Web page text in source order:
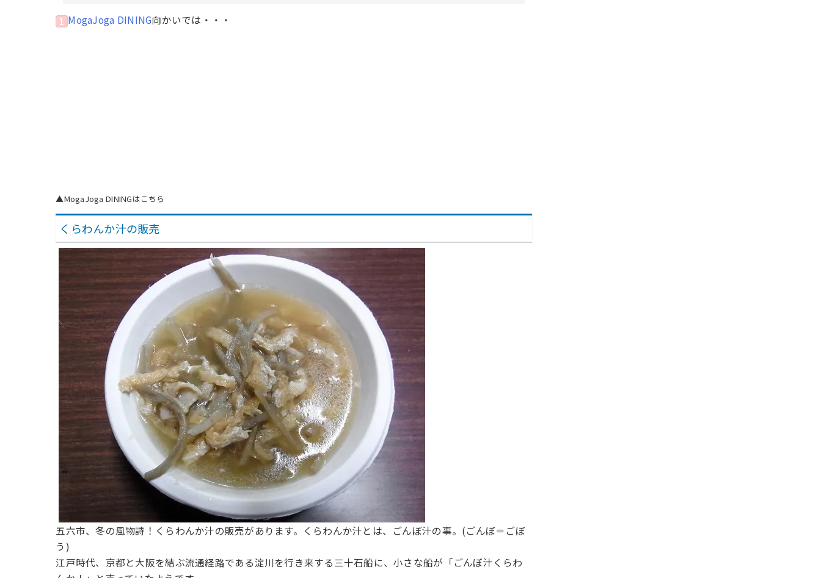
MogaJoga DINING向かいでは・・・
▲MogaJoga DININGはこちら
くらわんか汁の販売
五六市、冬の風物詩！くらわんか汁の販売があります。くらわんか汁とは、ごんぼ汁の事。(ごんぼ＝ごぼ
う)
江戸時代、京都と大阪を結ぶ流通経路である淀川を行き来する三十石船に、小さな船が「ごんぼ汁くらわ